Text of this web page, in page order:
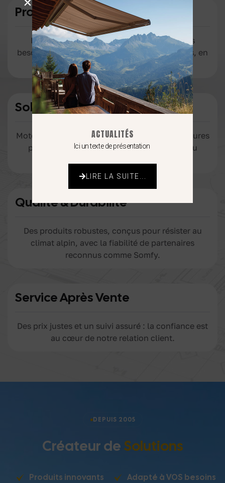
Proximité & Écoute
Nous prenons le temps de comprendre vos
besoins pour proposer des solutions adaptées, en
vous accompagnant.
Solutions Innovantes
Motorisation et domotique rendent vos fermetures
plus simples, connectées et confortables au
Qualité & Durabilité
Des produits robustes, conçus pour résister au
climat alpin, avec la fiabilité de partenaires
reconnus comme Somfy.
Service Après Vente
Des prix justes et un suivi assuré : la confiance est
au cœur de notre relation client.
Créateur deSolutions
DEPUIS 2005
Produits innovants
Adapté à VOS besoins
ACTUALITÉS
Ici un texte de présentation
LIRE LA SUITE...